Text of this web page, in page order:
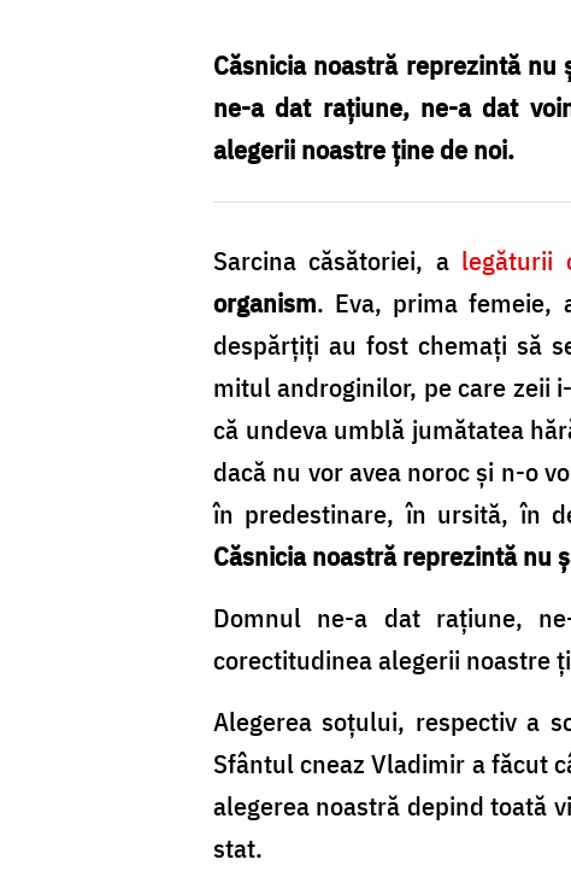
Căsnicia noastră reprezintă
ne-a dat raţiune, ne-a dat
alegerii noastre ţine de noi.
Sarcina căsătoriei, a legăturii
organism. Eva, prima
despărţiţi au fost chemaţi să
mitul androginilor, pe care zeii
că unde­va umblă jumătatea
dacă nu vor avea noroc şi n-o
în predestinare, în ursită, în
Căsnicia noastră reprezintă nu
Domnul ne-a dat raţiune,
corectitudinea alegerii noastre
Alegerea soţului, respectiv a
Sfântul cneaz Vladimir a făcut
alegerea noastră depind toată
stat.